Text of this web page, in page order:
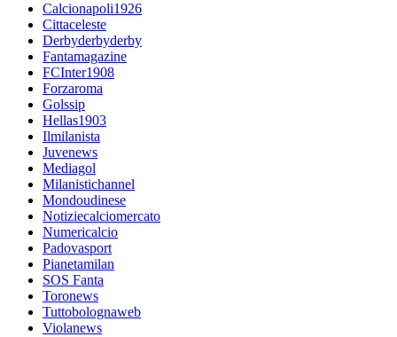
Calcionapoli1926
Cittaceleste
Derbyderbyderby
Fantamagazine
FCInter1908
Forzaroma
Golssip
Hellas1903
Ilmilanista
Juvenews
Mediagol
Milanistichannel
Mondoudinese
Notiziecalciomercato
Numericalcio
Padovasport
Pianetamilan
SOS Fanta
Toronews
Tuttobolognaweb
Violanews